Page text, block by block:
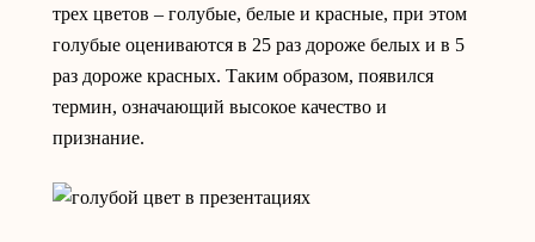
трех цветов – голубые, белые и красные, при этом
голубые оцениваются в 25 раз дороже белых и в 5
раз дороже красных. Таким образом, появился
термин, означающий высокое качество и
признание.